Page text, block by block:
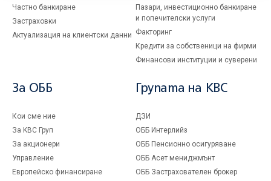
Частно банкиране
Застраховки
Актуализация на клиентски данни
Пазари, инвестиционно банкиране
и попечителски услуги
Факторинг
Кредити за собственици на фирми
Финансови институции и суверени
За ОББ
Кои сме ние
За KBC Груп
За акционери
Управление
Европейско финансиране
Групата на KBC
ДЗИ
ОББ Интерлийз
ОББ Пенсионно осигуряване
ОББ Асет мениджмънт
ОББ Застрахователен брокер